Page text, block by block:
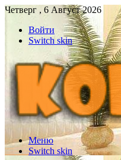
Четверг , 6 Август 2026
Войти
Switch skin
Меню
Switch skin